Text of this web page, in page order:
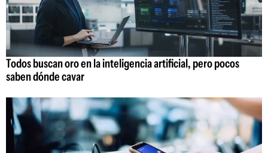
Todos buscan oro en la inteligencia artificial, pero pocos
saben dónde cavar